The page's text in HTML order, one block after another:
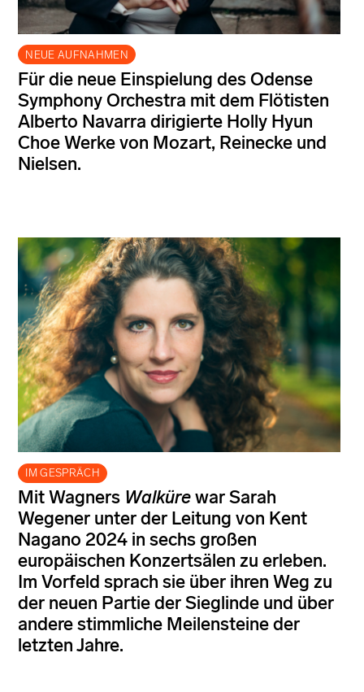
NEUE AUFNAHMEN
Für die neue Einspielung des Odense
Symphony Orchestra mit dem Flötisten
Alberto Navarra dirigierte Holly Hyun
Choe Werke von Mozart, Reinecke und
Nielsen.
IM GESPRÄCH
Mit Wagners Walkürewar Sarah
Wegener unter der Leitung von Kent
Nagano 2024 in sechs großen
europäischen Konzertsälen zu erleben.
Im Vorfeld sprach sie über ihren Weg zu
der neuen Partie der Sieglinde und über
andere stimmliche Meilensteine der
letzten Jahre.